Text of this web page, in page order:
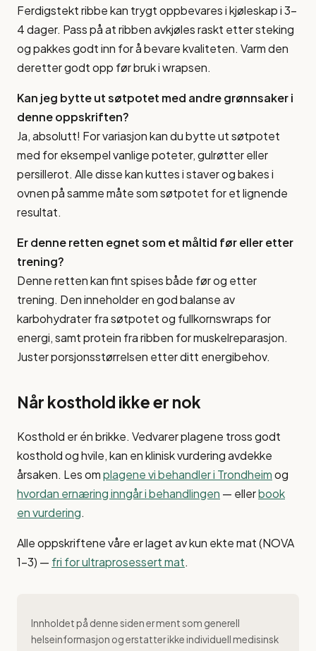
Ferdigstekt ribbe kan trygt oppbevares i kjøleskap i 3-
4 dager. Pass på at ribben avkjøles raskt etter steking
og pakkes godt inn for å bevare kvaliteten. Varm den
deretter godt opp før bruk i wrapsen.
Kan jeg bytte ut søtpotet med andre grønnsaker i
denne oppskriften?
Ja, absolutt! For variasjon kan du bytte ut søtpotet
med for eksempel vanlige poteter, gulrøtter eller
persillerot. Alle disse kan kuttes i staver og bakes i
ovnen på samme måte som søtpotet for et lignende
resultat.
Er denne retten egnet som et måltid før eller etter
trening?
Denne retten kan fint spises både før og etter
trening. Den inneholder en god balanse av
karbohydrater fra søtpotet og fullkornswraps for
energi, samt protein fra ribben for muskelreparasjon.
Juster porsjonsstørrelsen etter ditt energibehov.
Når kosthold ikke er nok
Kosthold er én brikke. Vedvarer plagene tross godt
kosthold og hvile, kan en klinisk vurdering avdekke
årsaken. Les omplagene vi behandler i Trondheimog
hvordan ernæring inngår i behandlingen — ellerbook
en vurdering.
Alle oppskriftene våre er laget av kun ekte mat (NOVA
1–3) — fri for ultraprosessert mat.
Innholdet på denne siden er ment som generell
helseinformasjon og erstatter ikke individuell medisinsk